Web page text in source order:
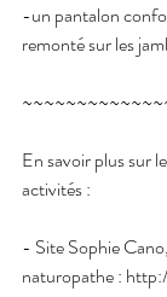
-un pantalon
remonté sur les
En savoir plus sur
activités :
- Site Sophie
naturopathe :